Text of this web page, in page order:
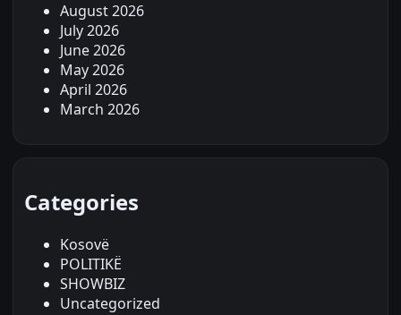
August 2026
July 2026
June 2026
May 2026
April 2026
March 2026
Categories
Kosovë
POLITIKË
SHOWBIZ
Uncategorized